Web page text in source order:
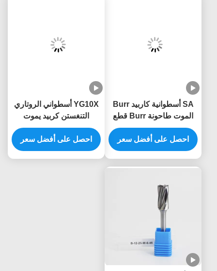
SA أسطوانية كاربيد Burr
الموت طاحونة Burr قطع
على 1/4 "شنجات صلابة
تأثير
احصل على أفضل سعر
YG10X أسطواني الروتاري
التنغستن كربيد يموت
طاحونة بت لقطع الخشب
نحت ISO9001
احصل على أفضل سعر